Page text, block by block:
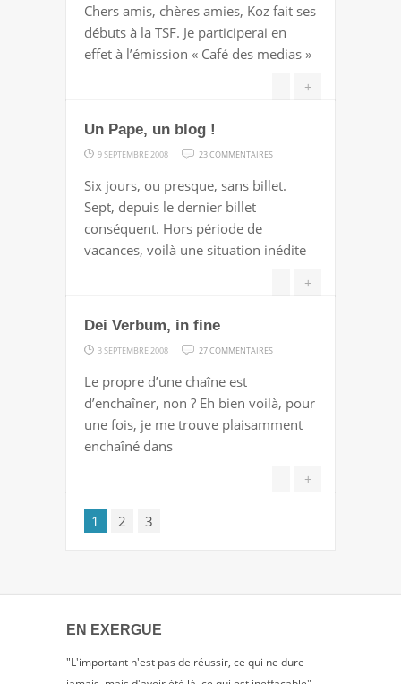
DANS
L'POSTE…
Chers amis, chères amies, Koz fait ses
débuts à la TSF. Je participerai en
effet à l’émission « Café des medias »
+
Un Pape, un blog !
9 SEPTEMBRE 2008 23 COMMENTAIRES
PAPE,
!
Six jours, ou presque, sans billet.
Sept, depuis le dernier billet
conséquent. Hors période de
vacances, voilà une situation inédite
+
Dei Verbum, in fine
3 SEPTEMBRE 2008 27 COMMENTAIRES
IN
FINE
Le propre d’une chaîne est
d’enchaîner, non ? Eh bien voilà, pour
une fois, je me trouve plaisamment
enchaîné dans
+
1 2 3
EN EXERGUE
"L'important n'est pas de réussir, ce qui ne dure